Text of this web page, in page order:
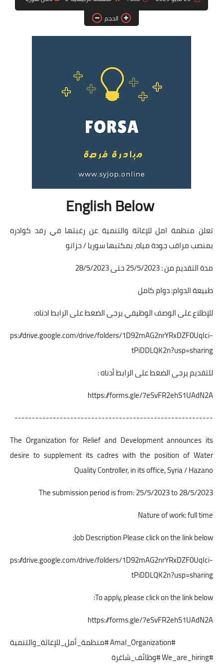
فرص عمل في العراق
دورات تدريبية
الحجم
English Below
تعلن منظمة امل للإغاثة والتنمية عن رغبتها في رفد كوادره
بمنصب مراقب جودة مياه، بمكتبها سوريا / حزانو
مدة التقديم من : 25/5/2023 حتى 28/5/2023
طبيعة الدوام: دوام كامل
للإطلاع على الوصف الوظيفي يرجى الضغط على الرابط ادناه:
https://drive.google.com/drive/folders/1D92mAG2nrYRxDZF0UqIci-
tPiDDLQK2n?usp=sharing
للتقديم يرجى الضغط على الرابط أدناه :
https://forms.gle/7eSvFR2ehS1UAdN2A
---------------------------------------------------------
The Organization for Relief and Development announces its
desire to supplement its cadres with the position of Water
Quality Controller, in its office, Syria / Hazano
The submission period is from: 25/5/2023 to 28/5/2023
Nature of work: full time
Job Description Please click on the link below:
https://drive.google.com/drive/folders/1D92mAG2nrYRxDZF0UqIci-
tPiDDLQK2n?usp=sharing
To apply, please click on the link below:
https://forms.gle/7eSvFR2ehS1UAdN2A
#Amal_Organization #منظمة_أمل_للإغاثة_والتنمية
#We_are_hiring #وظائف_شاغرة